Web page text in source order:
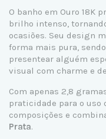
O banho em Ouro 18K
brilho intenso,
ocasiões. Seu design
forma mais pura,
presentear alguém
visual com charme e
Com apenas 2,8
praticidade para o uso
composições e
Prata.